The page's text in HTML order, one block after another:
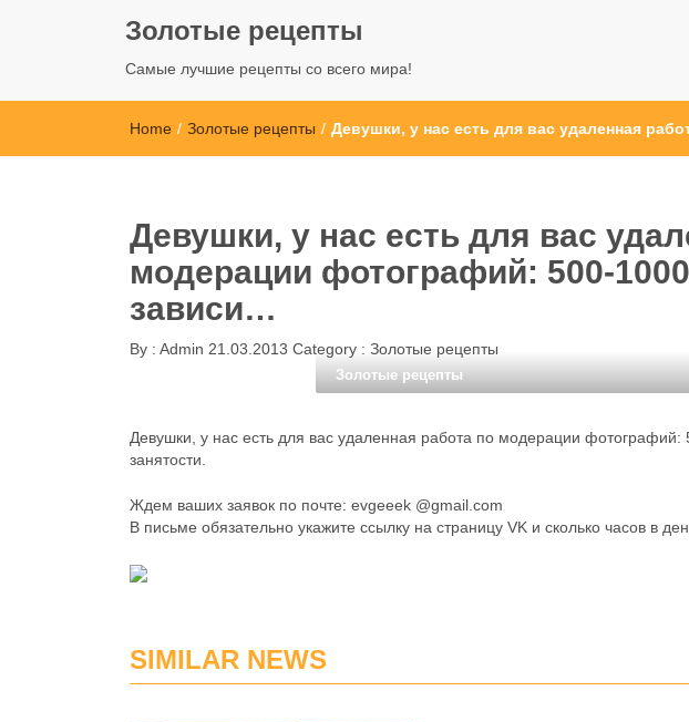
Золотые рецепты
Самые лучшие рецепты со всего мира!
Home / Золотые рецепты / Девушки, у нас есть для вас удаленная
Девушки, у нас есть для вас
модерации фотографий: 500-
зависи…
By : Admin 21.03.2013 Category : Золотые рецепты
Золотые рецепты
Девушки, у нас есть для вас удаленная работа по модерации фотографий:
занятости.
Ждем ваших заявок по почте: evgeeek @gmail.com
В письме обязательно укажите ссылку на страницу VK и сколько часов в
SIMILAR NEWS